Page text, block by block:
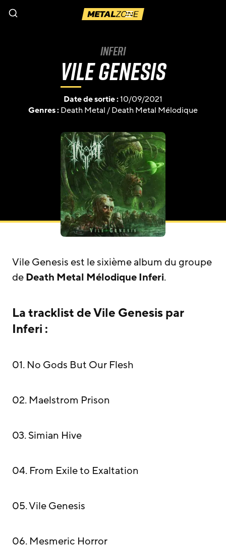
Menu
Inferi
Vile Genesis
Date de sortie :10/09/2021
Genres :Death Metal/Death Metal Mélodique
Vile Genesis est le sixième album du groupe
deDeath Metal MélodiqueInferi.
La tracklist de Vile Genesis par
Inferi :
01. No Gods But Our Flesh
02. Maelstrom Prison
03. Simian Hive
04. From Exile to Exaltation
05. Vile Genesis
06. Mesmeric Horror